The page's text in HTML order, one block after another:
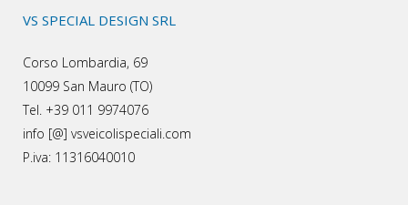
VS SPECIAL DESIGN SRL
Corso Lombardia, 69
10099 San Mauro (TO)
Tel. +39 011 9974076
info [@] vsveicolispeciali.com
P.iva: 11316040010